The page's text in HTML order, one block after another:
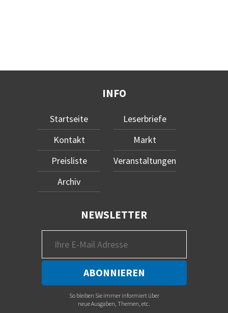
INFO
Startseite
Kontakt
Preisliste
Archiv
Leserbriefe
Markt
Veranstaltungen
NEWSLETTER
So bleiben Sie immer informiert über
neue Ausgaben, Themen, etc.